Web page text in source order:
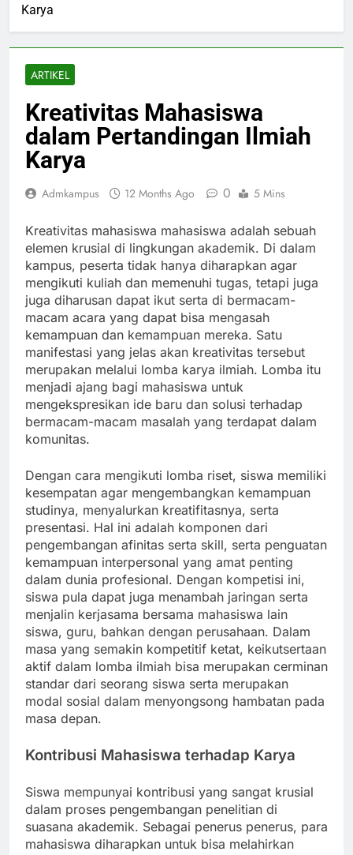
Karya
ARTIKEL
Kreativitas Mahasiswa
dalam Pertandingan Ilmiah
Karya
Admkampus 12 Months Ago 0 5 Mins
Kreativitas mahasiswa mahasiswa adalah sebuah
elemen krusial di lingkungan akademik. Di dalam
kampus, peserta tidak hanya diharapkan agar
mengikuti kuliah dan memenuhi tugas, tetapi juga
juga diharusan dapat ikut serta di bermacam-
macam acara yang dapat bisa mengasah
kemampuan dan kemampuan mereka. Satu
manifestasi yang jelas akan kreativitas tersebut
merupakan melalui lomba karya ilmiah. Lomba itu
menjadi ajang bagi mahasiswa untuk
mengekspresikan ide baru dan solusi terhadap
bermacam-macam masalah yang terdapat dalam
komunitas.
Dengan cara mengikuti lomba riset, siswa memiliki
kesempatan agar mengembangkan kemampuan
studinya, menyalurkan kreatifitasnya, serta
presentasi. Hal ini adalah komponen dari
pengembangan afinitas serta skill, serta penguatan
kemampuan interpersonal yang amat penting
dalam dunia profesional. Dengan kompetisi ini,
siswa pula dapat juga menambah jaringan serta
menjalin kerjasama bersama mahasiswa lain
siswa, guru, bahkan dengan perusahaan. Dalam
masa yang semakin kompetitif ketat, keikutsertaan
aktif dalam lomba ilmiah bisa merupakan cerminan
standar dari seorang siswa serta merupakan
modal sosial dalam menyongsong hambatan pada
masa depan.
Kontribusi Mahasiswa terhadap Karya
Siswa mempunyai kontribusi yang sangat krusial
dalam proses pengembangan penelitian di
suasana akademik. Sebagai penerus penerus, para
mahasiswa diharapkan untuk bisa melahirkan